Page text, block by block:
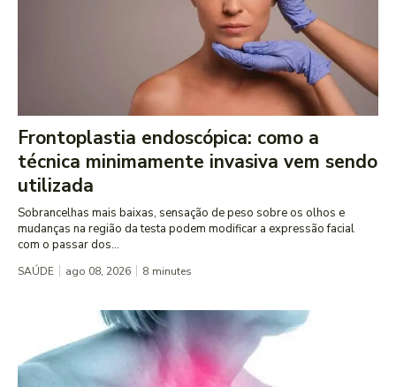
Frontoplastia endoscópica: como a
técnica minimamente invasiva vem sendo
utilizada
Sobrancelhas mais baixas, sensação de peso sobre os olhos e
mudanças na região da testa podem modificar a expressão facial
com o passar dos...
SAÚDE ago 08, 2026 8 minutes